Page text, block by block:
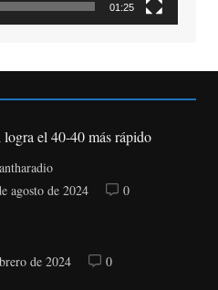
01:25
el 40-40 más rápido
agosto de 2024
0
de 2024 0